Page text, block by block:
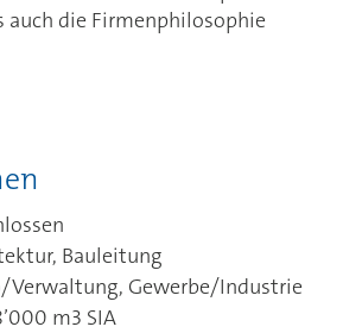
auch die Firmenphilosophie
Bauleitung
Verwaltung, Gewerbe/Industrie
m3 SIA